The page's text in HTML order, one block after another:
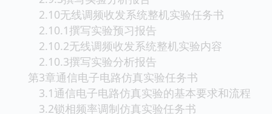
2.10无线调频收发系统整机实验任务书
2.10.1撰写实验预习报告
2.10.2无线调频收发系统整机实验内容
2.10.3撰写实验分析报告
第3章通信电子电路仿真实验任务书
3.1通信电子电路仿真实验的基本要求和流程
3.2锁相频率调制仿真实验任务书